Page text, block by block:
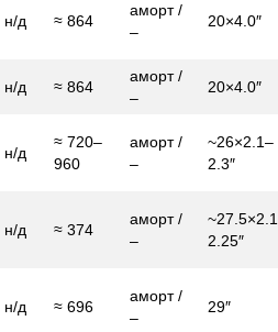
н/д ≈ 864
аморт /
–
20×4.0″
н/д ≈ 864
аморт /
–
20×4.0″
н/д
≈ 720–
960
аморт /
–
~26×2.1–
2.3″
н/д ≈ 374
аморт /
–
2.25″
н/д ≈ 696
аморт /
–
29″